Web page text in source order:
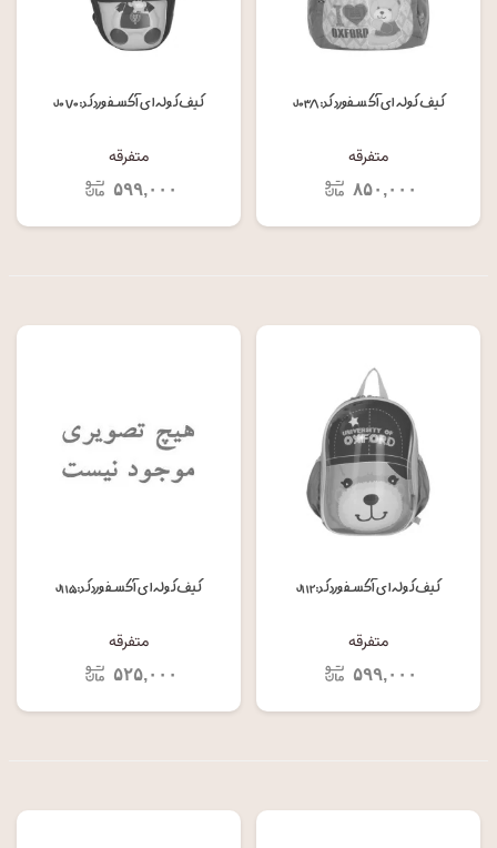
کیف کوله ای آکسفورد کد: J۰۳۸
متفرقه
۸۵۰,۰۰۰
کیف کوله ای آکسفورد کد: J۰۷۰
متفرقه
۵۹۹,۰۰۰
کیف کوله ای آکسفورد کد: J۱۱۲
متفرقه
۵۹۹,۰۰۰
کیف کوله ای آکسفورد کد: J۱۱۵
متفرقه
۵۲۵,۰۰۰